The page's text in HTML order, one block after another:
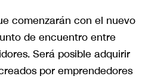
comenzarán con el nuevo
de encuentro entre
Será posible adquirir
por emprendedores